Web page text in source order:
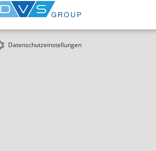
Datenschutzeinstellungen